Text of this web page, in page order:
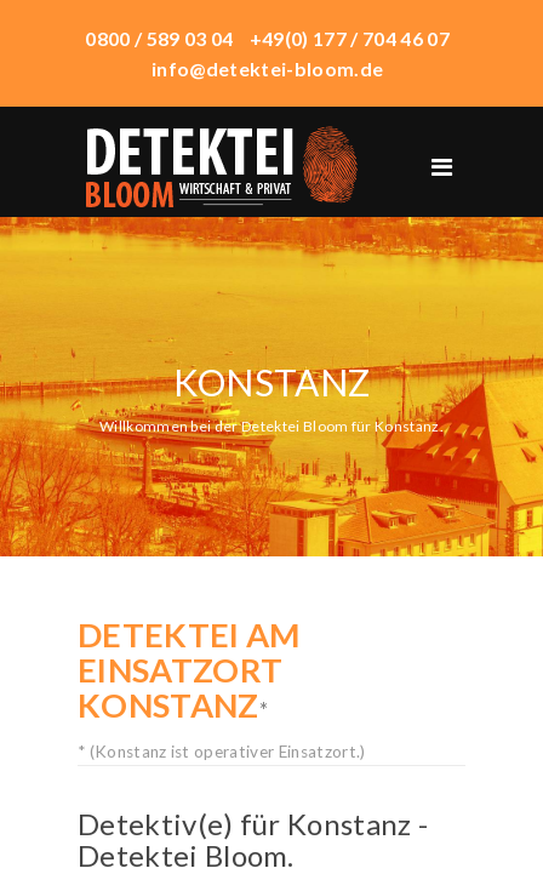
ÜBER UNS
WIRTSCHAFTSDETEKTEI
TECHNIK
EINSATZORTE
HONORAR
KONTAKT
Rufen Sie kostenfrei an:
0800 / 589 03 04
Deutschlandweit gebührenfrei!
0800 / 589 03 04
+49(0) 177 / 704 46 07
info@detektei-bloom.de
KONSTANZ
Willkommen bei der Detektei Bloom für Konstanz.
DETEKTEI AM
EINSATZORT
KONSTANZ*
* (Konstanz ist operativer Einsatzort.)
Detektiv(e) für Konstanz -
Detektei Bloom.